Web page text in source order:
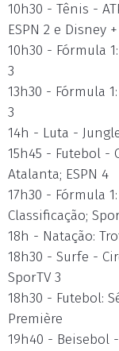
10h30 - Tênis -
ESPN 2 e Disney +
10h30 - Fórmula
3
13h30 - Fórmula
3
14h - Luta -
15h45 - Futebol -
Atalanta; ESPN 4
17h30 - Fórmula
Classificação;
18h - Natação:
18h30 - Surfe -
SporTV 3
18h30 - Futebol:
Première
19h40 - Beisebol